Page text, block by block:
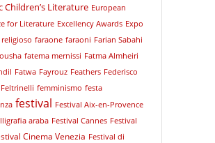
Children’s Literature European
for Literature Excellency Awards Expo
faraone faraoni Farian Sabahi
fatema mernissi Fatma Almheiri
Fatwa Fayrouz Feathers Federisco
Feltrinelli femminismo festa
festival Festival Aix-en-Provence
araba Festival Cannes Festival
Cinema Venezia Festival di